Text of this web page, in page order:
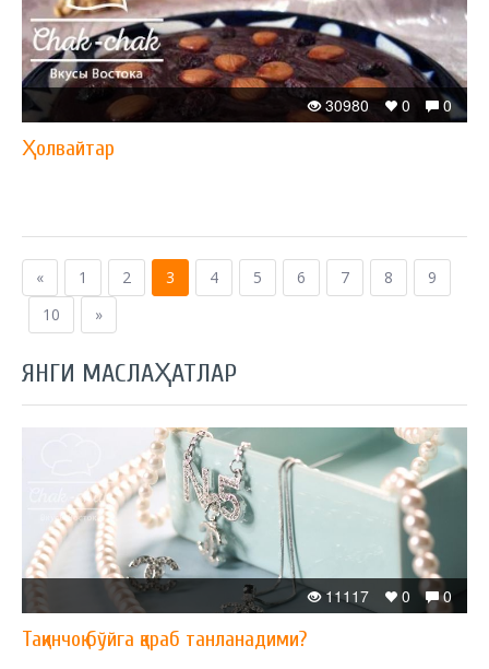
0
0
30980
Ҳолвайтар
« 1 2 3 4 5 6 7 8
9
10
»
ЯНГИ МАСЛАҲАТЛАР
0
0
11117
Тақинчоқ бўйга қараб танланадими?